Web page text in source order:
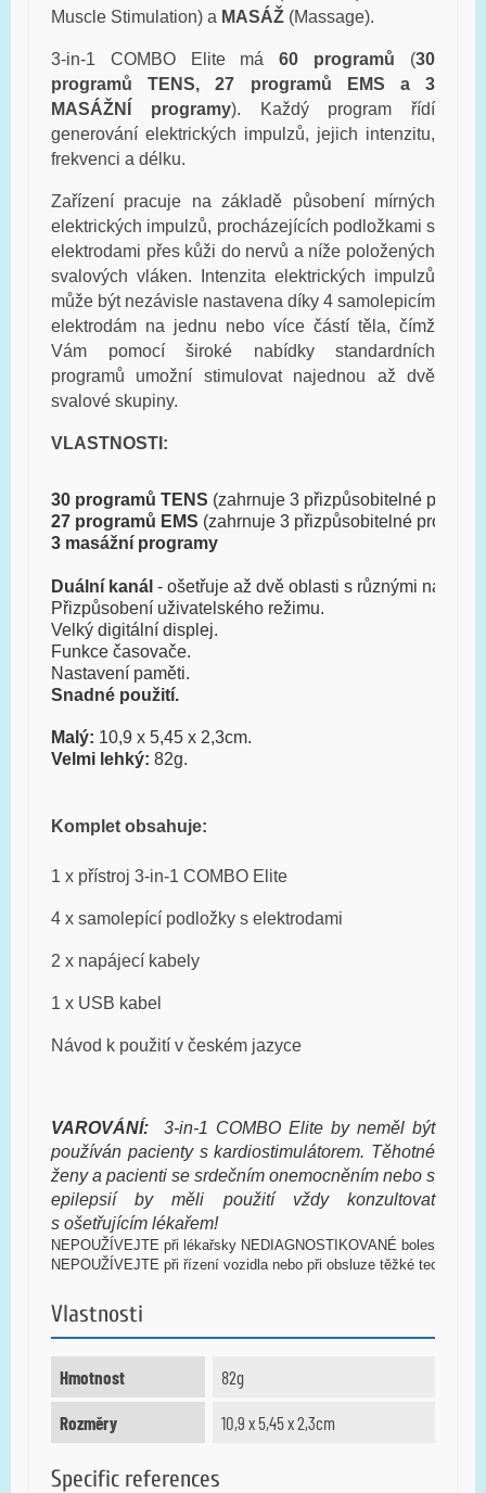
Muscle Stimulation) a MASÁŽ (Massage).
3-in-1 COMBO Elite má60 programů (30
programů TENS, 27 programů EMS a 3
MASÁŽNÍ programy). Každý program řídí
generování elektrických impulzů, jejich intenzitu,
frekvenci a délku.
Zařízení pracuje na základě působení mírných
elektrických impulzů, procházejících podložkami s
elektrodami přes kůži do nervů a níže položených
svalových vláken. Intenzita elektrických impulzů
může být nezávisle nastavena díky 4 samolepicím
elektrodám na jednu nebo více částí těla, čímž
Vám pomocí široké nabídky standardních
programů umožní stimulovat najednou až dvě
svalové skupiny.
VLASTNOSTI:
30 programů TENS (zahrnuje 3 přizpůsobitelné
27 programů EMS (zahrnuje 3 přizpůsobitelné
3 masážní programy
Duální kanál - ošetřuje až dvě oblasti s různými
Přizpůsobení uživatelského režimu.
Velký digitální displej.
Funkce časovače.
Nastavení paměti.
Snadné použití.
Malý: 10,9 x 5,45 x 2,3cm.
Velmi lehký: 82g.
Komplet obsahuje:
1 x přístroj 3-in-1 COMBO Elite
4 x samolepící podložky s elektrodami
2 x napájecí kabely
1 x USB kabel
Návod k použití v českém jazyce
VAROVÁNÍ: 3-in-1 COMBO Elite by neměl být
používán pacienty skardiostimulátorem. Těhotné
ženy a pacienti se srdečním onemocněním nebo s
epilepsií by měli použití vždy konzultovat
s ošetřujícím lékařem!
NEPOUŽÍVEJTE při lékařsky NEDIAGNOSTIKOVANÉ bolesti!
NEPOUŽÍVEJTE při řízení vozidla nebo při obsluze těžké techniky
Vlastnosti
Hmotnost 82g
Rozměry 10,9 x 5,45 x 2,3cm
Specific references